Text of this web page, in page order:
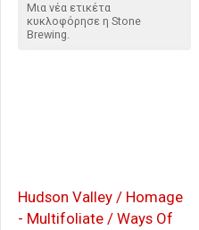
Μια νέα ετικέτα
κυκλοφόρησε η Stone
Brewing.
Hudson Valley / Homage
- Multifoliate / Ways Of